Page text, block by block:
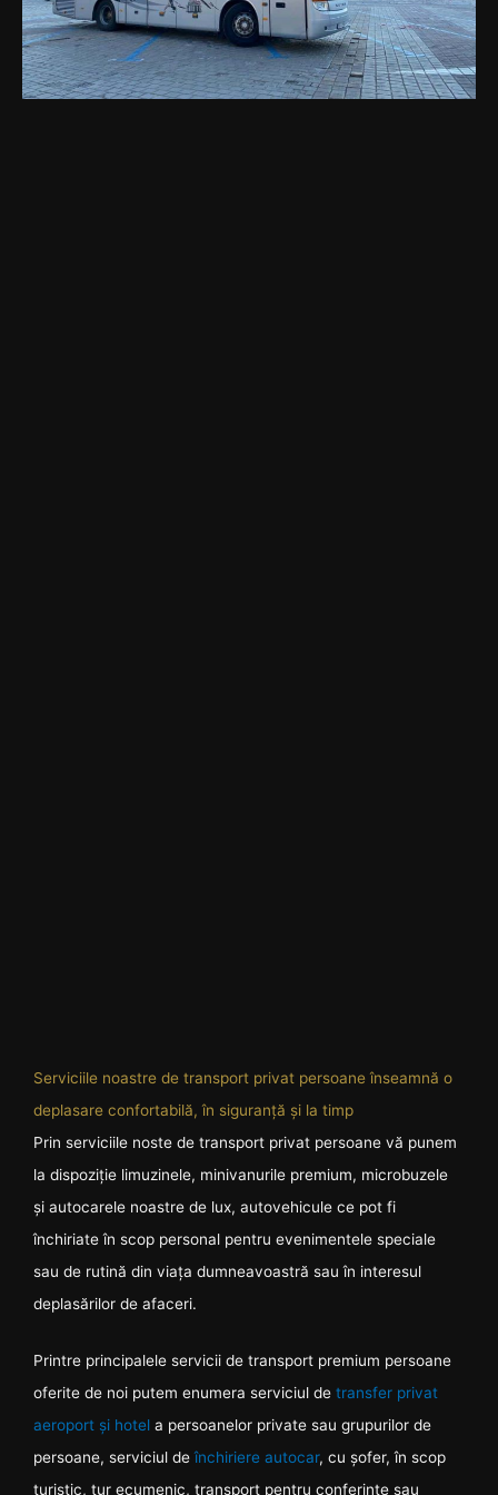
Serviciile noastre de transport privat persoane înseamnă o
deplasare confortabilă, în siguranță și la timp
Prin serviciile noste de transport privat persoane vă punem
la dispoziție limuzinele, minivanurile premium, microbuzele
și autocarele noastre de lux, autovehicule ce pot fi
închiriate în scop personal pentru evenimentele speciale
sau de rutină din viața dumneavoastră sau în interesul
deplasărilor de afaceri.
Printre principalele servicii de transport premium persoane
oferite de noi putem enumera serviciul de transfer privat
aeroport și hotel a persoanelor private sau grupurilor de
persoane, serviciul deînchiriere autocar, cu șofer, în scop
turistic, tur ecumenic, transport pentru conferințe sau